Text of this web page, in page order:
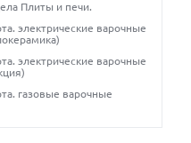
Плиты и печи.
электрические варочные
электрические варочные
газовые варочные